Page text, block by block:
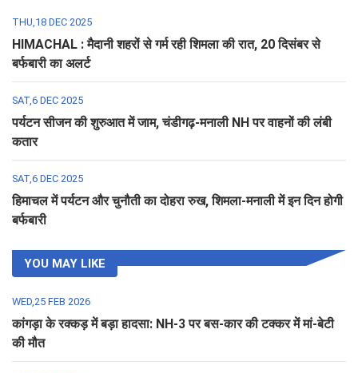
THU,18 DEC 2025
HIMACHAL : मैदानी शहरों से गर्म रही शिमला की रात, 20 दिसंबर से
बर्फबारी का अलर्ट
SAT,6 DEC 2025
पर्यटन सीजन की शुरुआत में जाम, चंडीगढ़-मनाली NH पर वाहनों की लंबी
कतार
SAT,6 DEC 2025
हिमाचल में पर्यटन और चुनौती का दोहरा रुख, शिमला-मनाली में इन दिन होगी
बर्फबारी
YOU MAY LIKE
WED,25 FEB 2026
कांगड़ा के रक्कड़ में बड़ा हादसा: NH-3 पर बस-कार की टक्कर में मां-बेटी
की मौत